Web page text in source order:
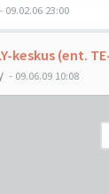
- 09.02.06 23:00
keskus (ent.
- 09.06.09 10:08